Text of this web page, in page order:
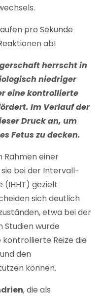
pro Sekunde
ab!
herrscht in
niedriger
eine kontrollierte
Im Verlauf der
Druck an, um
Fetus zu decken.
Rahmen einer
bei der Intervall-
(IHHT) gezielt
sich deutlich
etwa bei der
Studien wurde
Reize die
den
können.
, die als